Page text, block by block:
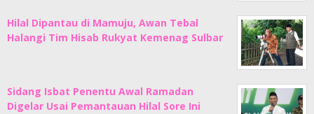
Hilal Dipantau di Mamuju, Awan Tebal
Halangi Tim Hisab Rukyat Kemenag Sulbar
Sidang Isbat Penentu Awal Ramadan
Digelar Usai Pemantauan Hilal Sore Ini